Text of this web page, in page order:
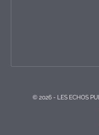
© 2026 - LES ECHOS